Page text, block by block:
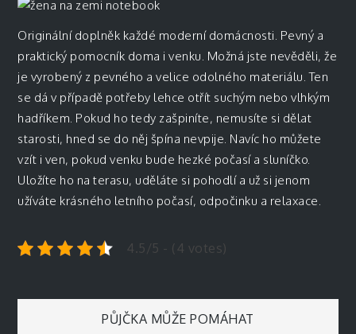
Originální doplněk každé moderní domácnosti. Pevný a
praktický pomocník doma i venku. Možná jste nevěděli, že
je vyrobený z pevného a velice odolného materiálu. Ten
se dá v případě potřeby lehce otřít suchým nebo vlhkým
hadříkem. Pokud ho tedy zašpiníte, nemusíte si dělat
starosti, hned se do něj špína nevpije. Navíc ho můžete
vzít i ven, pokud venku bude hezké počasí a sluníčko.
Uložíte ho na terasu, uděláte si pohodlí a už si jenom
užíváte krásného letního počasí, odpočinku a relaxace.
4.5/5 - (4 votes)
PŮJČKA MŮŽE POMÁHAT